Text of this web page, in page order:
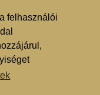
felhasználói
2019.